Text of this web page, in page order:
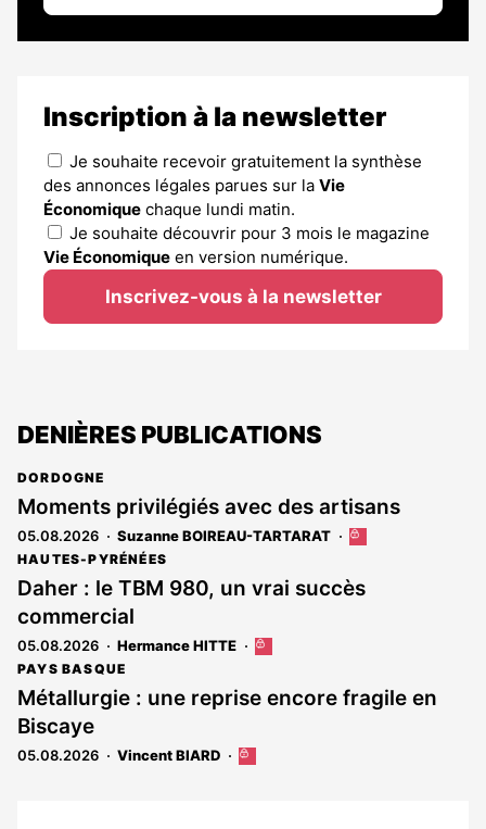
Inscription à la newsletter
Je souhaite recevoir gratuitement la synthèse
des annonces légales parues sur la Vie
Économique chaque lundi matin.
Je souhaite découvrir pour 3 mois le magazine
Vie Économique en version numérique.
Inscrivez-vous à la newsletter
DENIÈRES PUBLICATIONS
DORDOGNE
Moments privilégiés avec des artisans
05.08.2026 Suzanne BOIREAU-TARTARAT
Cet
est
réservé
HAUTES-PYRÉNÉES
Daher : le TBM 980, un vrai succès
commercial
05.08.2026 Hermance HITTE
Cet
réservé
abonnés
PAYS BASQUE
Métallurgie : une reprise encore fragile en
Biscaye
05.08.2026 Vincent BIARD
Cet